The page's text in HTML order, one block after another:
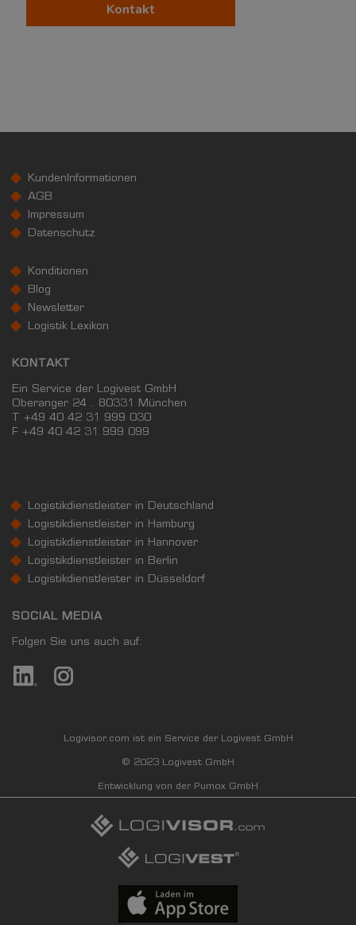
Kontakt
KundenInformationen
AGB
Impressum
Datenschutz
Konditionen
Blog
Newsletter
Logistik Lexikon
KONTAKT
Ein Service der Logivest GmbH
Oberanger 24 . 80331 München
T +49 40 42 31 999 030
F +49 40 42 31 999 099
Logistikdienstleister in Deutschland
Logistikdienstleister in Hamburg
Logistikdienstleister in Hannover
Logistikdienstleister in Berlin
Logistikdienstleister in Düsseldorf
SOCIAL MEDIA
Folgen Sie uns auch auf:
Logivisor.com ist ein Service der Logivest GmbH
© 2023 Logivest GmbH
Entwicklung von der Pumox GmbH